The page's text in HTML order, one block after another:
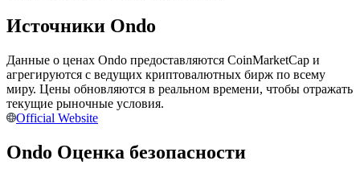
Станьте копи-трейдером
Наслаждайтесь распределением прибыли и комиссиями
за копи-трейдинг
Источники Ondo
Данные о ценах Ondo предоставляются CoinMarketCap и
агрегируются с ведущих криптовалютных бирж по всему
миру. Цены обновляются в реальном времени, чтобы отражать
текущие рыночные условия.
Official Website
Ondo Оценка безопасности